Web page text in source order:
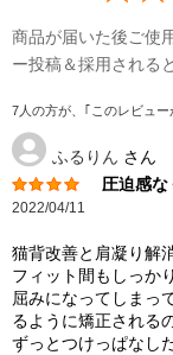
商品が届いた後ご使
ー投稿＆採用されると
7人の方が、｢このレビュー
ふるりん さん
圧迫感
2022/04/11
猫背改善と肩凝り解
フィット間もしっか
屈みになってしまっ
るように矯正される
ずっとつけっぱなし